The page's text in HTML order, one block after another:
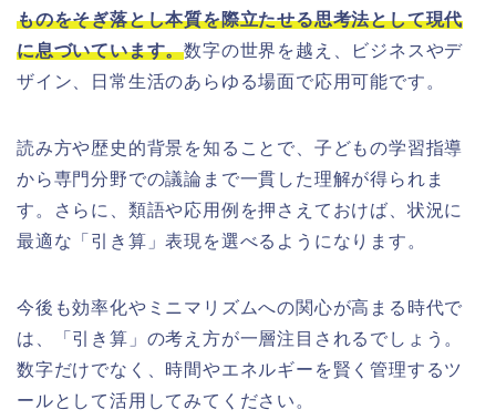
ものをそぎ落とし本質を際立たせる思考法として現代
に息づいています。数字の世界を越え、ビジネスやデ
ザイン、日常生活のあらゆる場面で応用可能です。
読み方や歴史的背景を知ることで、子どもの学習指導
から専門分野での議論まで一貫した理解が得られま
す。さらに、類語や応用例を押さえておけば、状況に
最適な「引き算」表現を選べるようになります。
今後も効率化やミニマリズムへの関心が高まる時代で
は、「引き算」の考え方が一層注目されるでしょう。
数字だけでなく、時間やエネルギーを賢く管理するツ
ールとして活用してみてください。